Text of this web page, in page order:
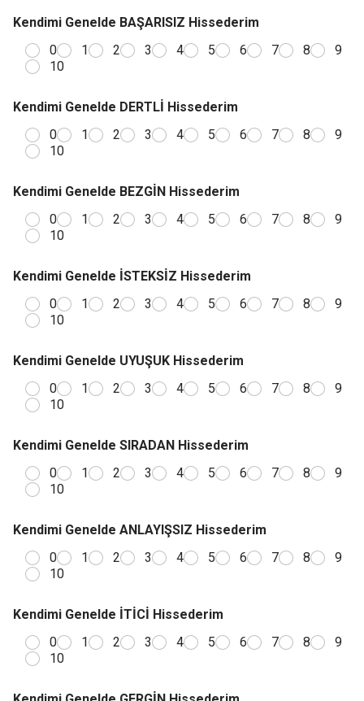
Kendimi Genelde BAŞARISIZ Hissederim
0
1 2 3 4 5 6 7 8
9
10
Kendimi Genelde DERTLİ Hissederim
0
1 2 3 4 5 6 7 8
9
10
Kendimi Genelde BEZGİN Hissederim
0
1 2 3 4 5 6 7 8
9
10
Kendimi Genelde İSTEKSİZ Hissederim
0
1 2 3 4 5 6 7 8
9
10
Kendimi Genelde UYUŞUK Hissederim
0
1 2 3 4 5 6 7 8
9
10
Kendimi Genelde SIRADAN Hissederim
0
1 2 3 4 5 6 7 8
9
10
Kendimi Genelde ANLAYIŞSIZ Hissederim
0
1 2 3 4 5 6 7 8
9
10
Kendimi Genelde İTİCİ Hissederim
0
1 2 3 4 5 6 7 8
9
10